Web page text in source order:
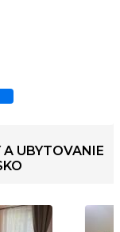
A UBYTOVANIE